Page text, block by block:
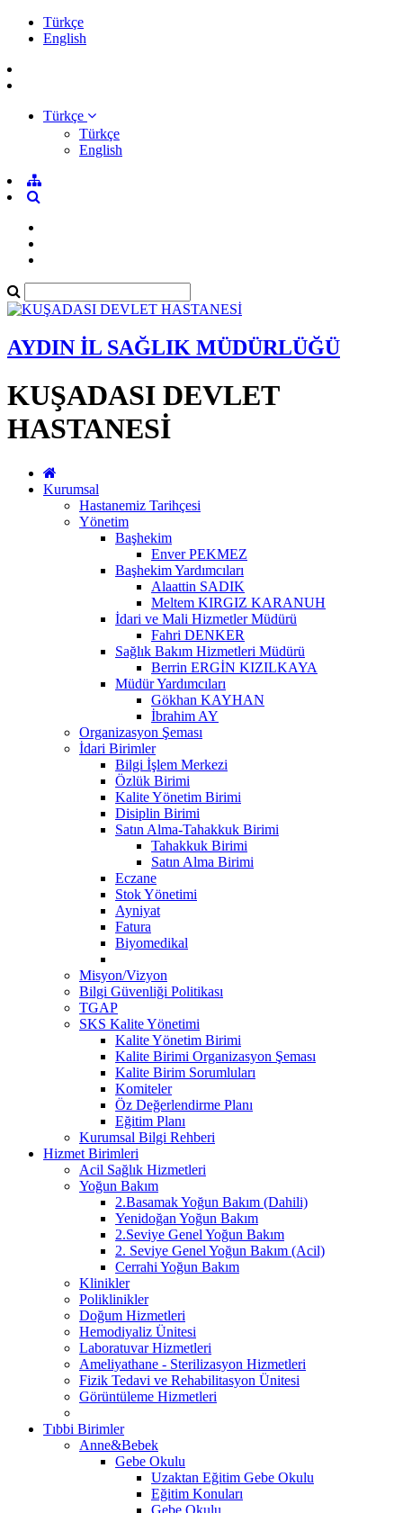
Türkçe
English
Türkçe
Türkçe
English
AYDIN İL SAĞLIK MÜDÜRLÜĞÜ
KUŞADASI DEVLET
HASTANESİ
Kurumsal
Hastanemiz Tarihçesi
Yönetim
Başhekim
Enver PEKMEZ
Başhekim Yardımcıları
Alaattin SADIK
Meltem KIRGIZ KARANUH
İdari ve Mali Hizmetler Müdürü
Fahri DENKER
Sağlık Bakım Hizmetleri Müdürü
Berrin ERGİN KIZILKAYA
Müdür Yardımcıları
Gökhan KAYHAN
İbrahim AY
Organizasyon Şeması
İdari Birimler
Bilgi İşlem Merkezi
Özlük Birimi
Kalite Yönetim Birimi
Disiplin Birimi
Satın Alma-Tahakkuk Birimi
Tahakkuk Birimi
Satın Alma Birimi
Eczane
Stok Yönetimi
Ayniyat
Fatura
Biyomedikal
Misyon/Vizyon
Bilgi Güvenliği Politikası
TGAP
SKS Kalite Yönetimi
Kalite Yönetim Birimi
Kalite Birimi Organizasyon Şeması
Kalite Birim Sorumluları
Komiteler
Öz Değerlendirme Planı
Eğitim Planı
Kurumsal Bilgi Rehberi
Hizmet Birimleri
Acil Sağlık Hizmetleri
Yoğun Bakım
2.Basamak Yoğun Bakım (Dahili)
Yenidoğan Yoğun Bakım
2.Seviye Genel Yoğun Bakım
2. Seviye Genel Yoğun Bakım (Acil)
Cerrahi Yoğun Bakım
Klinikler
Poliklinikler
Doğum Hizmetleri
Hemodiyaliz Ünitesi
Laboratuvar Hizmetleri
Ameliyathane - Sterilizasyon Hizmetleri
Fizik Tedavi ve Rehabilitasyon Ünitesi
Görüntüleme Hizmetleri
Tıbbi Birimler
Anne&Bebek
Gebe Okulu
Uzaktan Eğitim Gebe Okulu
Eğitim Konuları
Gebe Okulu